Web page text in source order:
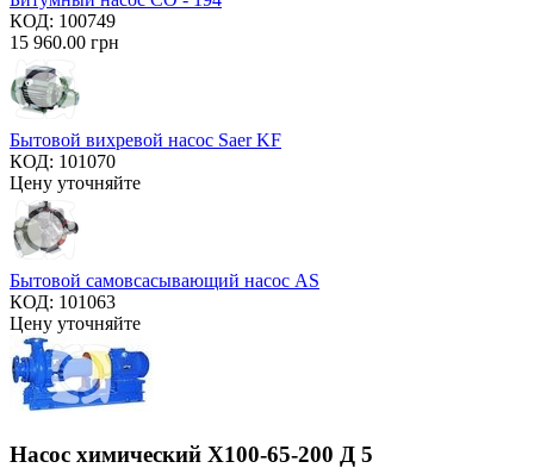
КОД: 100749
15 960.00 грн
Бытовой вихревой насос Saer KF
КОД: 101070
Цену уточняйте
Бытовой самовсасывающий насос AS
КОД: 101063
Цену уточняйте
Насос химический Х100-65-200 Д 5